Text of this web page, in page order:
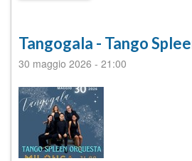
Tangogala - Tango
30 maggio 2026 - 21:00